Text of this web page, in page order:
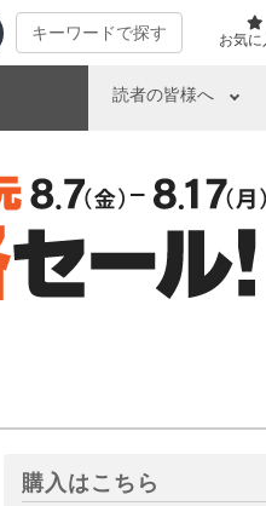
キーワードで探す お気に
読者の皆様へ
購入はこちら